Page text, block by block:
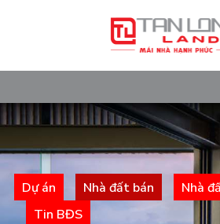
Dự án Nhà đất bán
Nhà
Tin BĐS